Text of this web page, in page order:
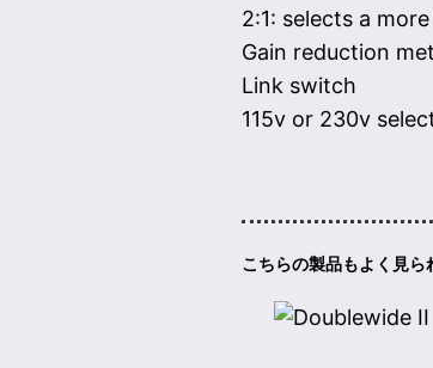
2:1: selects a
Gain reduction
Link switch
115v or 230v
こちらの製品もよく見ら